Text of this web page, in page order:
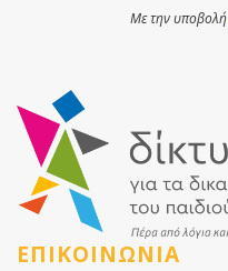
Με την υποβολή
ΕΠΙΚΟΙΝΩΝΙΑ